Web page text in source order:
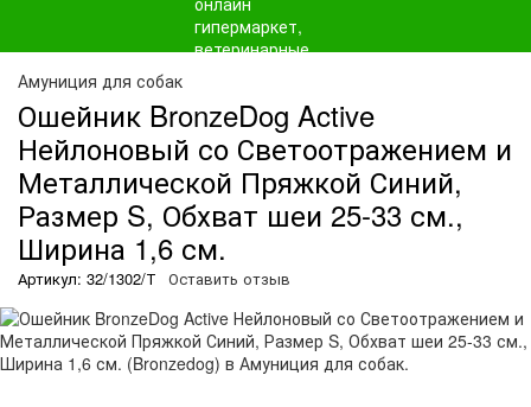
Амуниция для собак
Ошейник BronzeDog Active
Нейлоновый со Светоотражением и
Металлической Пряжкой Синий,
Размер S, Обхват шеи 25-33 см.,
Ширина 1,6 см.
Артикул: 32/1302/Т Оставить отзыв